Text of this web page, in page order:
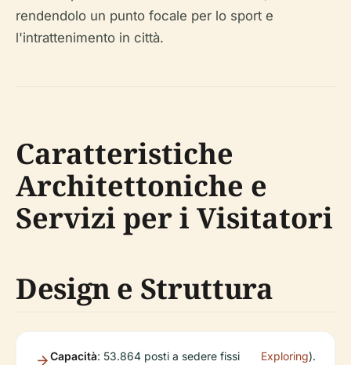
rendendolo un punto focale per lo sport e
l'intrattenimento in città.
Caratteristiche
Architettoniche e
Servizi per i Visitatori
Design e Struttura
Capacità: 53.864 posti a sedere fissi
Exploring).